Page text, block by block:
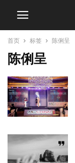
首页 标签 陈俐呈
陈俐呈